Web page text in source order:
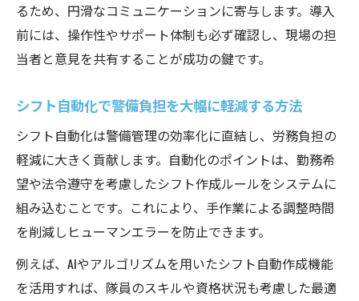
るため、円滑なコミュニケーションに寄与します。導入
前には、操作性やサポート体制も必ず確認し、現場の担
当者と意見を共有することが成功の鍵です。
シフト自動化で警備負担を大幅に軽減する方法
シフト自動化は警備管理の効率化に直結し、労務負担の
軽減に大きく貢献します。自動化のポイントは、勤務希
望や法令遵守を考慮したシフト作成ルールをシステムに
組み込むことです。これにより、手作業による調整時間
を削減しヒューマンエラーを防止できます。
例えば、AIやアルゴリズムを用いたシフト自動作成機能
を活用すれば、隊員のスキルや資格状況も考慮した最適